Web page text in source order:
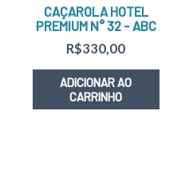
CAÇAROLA HOTEL
PREMIUM N° 32 – ABC
R$330,00
ADICIONAR AO
CARRINHO